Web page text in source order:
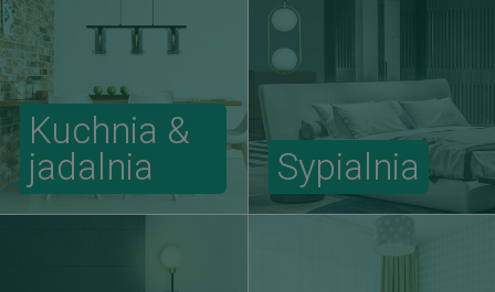
Kuchnia &
jadalnia
Sypialnia